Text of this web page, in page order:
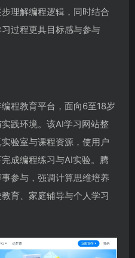
理解编程逻辑，同时结合
过程更具目标感与参与
程教育平台，面向6至18岁
践环境。该AI学习网站整
验室与课程资源，使用户
成编程练习与AI实验。腾
参与，强调计算思维培养
育、家庭辅导与个人学习